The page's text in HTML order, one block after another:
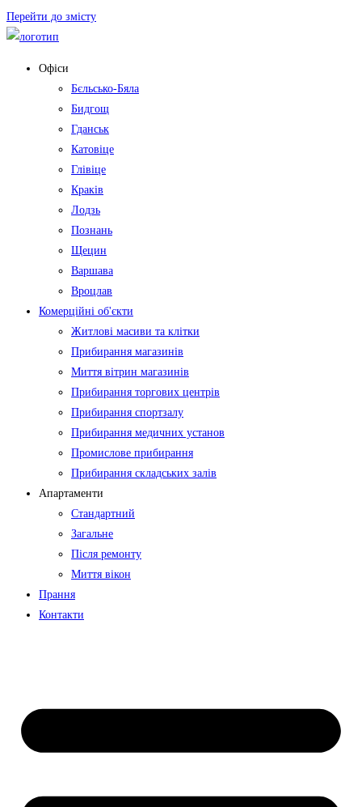
Перейти до змісту
Офіси
Бєльсько-Бяла
Бидгощ
Гданськ
Катовіце
Глівіце
Краків
Лодзь
Познань
Щецин
Варшава
Вроцлав
Комерційні об'єкти
Житлові масиви та клітки
Прибирання магазинів
Миття вітрин магазинів
Прибирання торгових центрів
Прибирання спортзалу
Прибирання медичних установ
Промислове прибирання
Прибирання складських залів
Апартаменти
Стандартний
Загальне
Після ремонту
Миття вікон
Прання
Контакти